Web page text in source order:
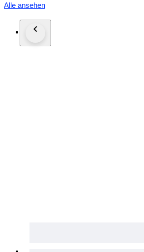
Alle ansehen